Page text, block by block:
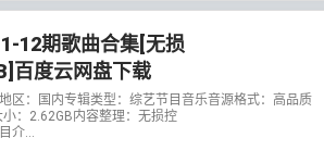
12期歌曲合集[无损
百度云网盘下载
区：国内专辑类型：综艺节目音乐音源格式：高品质
：2.62GB内容整理：无损控
介...